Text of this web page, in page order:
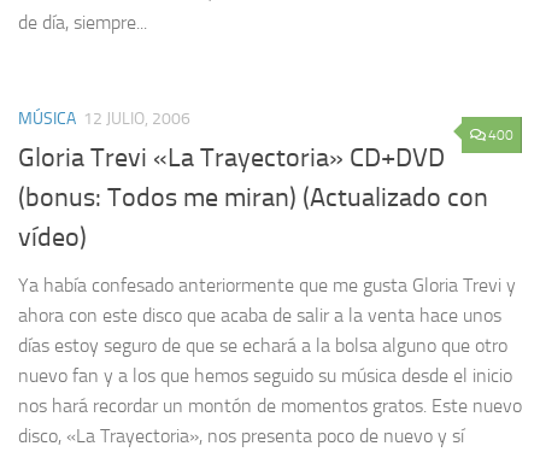
de día, siempre...
400
MÚSICA 12 JULIO, 2006
Gloria Trevi «La Trayectoria» CD+DVD
(bonus: Todos me miran) (Actualizado con
vídeo)
Ya había confesado anteriormente que me gusta Gloria Trevi y
ahora con este disco que acaba de salir a la venta hace unos
días estoy seguro de que se echará a la bolsa alguno que otro
nuevo fan y a los que hemos seguido su música desde el inicio
nos hará recordar un montón de momentos gratos. Este nuevo
disco, «La Trayectoria», nos presenta poco de nuevo y sí